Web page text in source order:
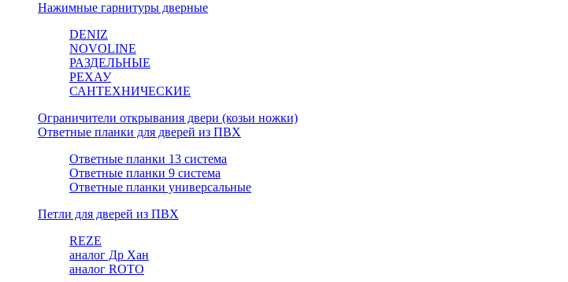
Нажимные гарнитуры дверные
DENIZ
NOVOLINE
РАЗДЕЛЬНЫЕ
РЕХАУ
САНТЕХНИЧЕСКИЕ
Ограничители открывания двери (козьи ножки)
Ответные планки для дверей из ПВХ
Ответные планки 13 система
Ответные планки 9 система
Ответные планки универсальные
Петли для дверей из ПВХ
REZE
аналог Др Хан
аналог ROTO